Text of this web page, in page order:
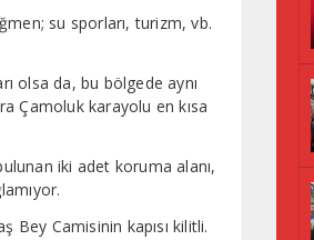
su sporları, turizm, vb.
olsa da, bu bölgede aynı
Çamoluk karayolu en kısa
iki adet koruma alanı,
Bey Camisinin kapısı kilitli.